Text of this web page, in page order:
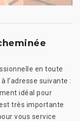
en toute
l’adresse suivante :
idéal pour
très importante
vous service